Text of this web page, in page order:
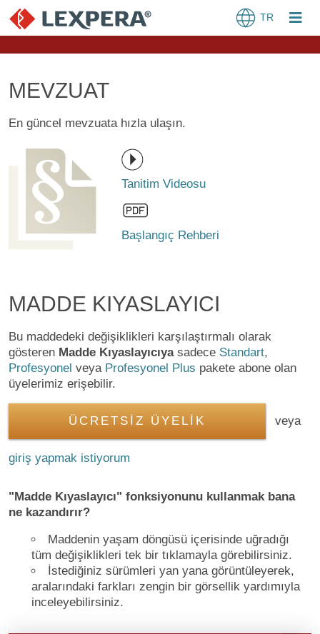
TR
MEVZUAT
En güncel mevzuata hızla ulaşın.
Tanitim Videosu
Başlangıç Rehberi
MADDE KIYASLAYICI
Bu maddedeki değişiklikleri karşılaştırmalı olarak
gösteren Madde Kıyaslayıcıyasadece Standart,
Profesyonel veya Profesyonel Plus pakete abone olan
üyelerimiz erişebilir.
ÜCRETSİZ ÜYELİK veya
giriş yapmak istiyorum
"Madde Kıyaslayıcı" fonksiyonunu kullanmak bana
ne kazandırır?
Maddenin yaşam döngüsü içerisinde uğradığı
tüm değişiklikleri tek bir tıklamayla görebilirsiniz.
İstediğiniz sürümleri yan yana görüntüleyerek,
aralarındaki farkları zengin bir görsellik yardımıyla
inceleyebilirsiniz.